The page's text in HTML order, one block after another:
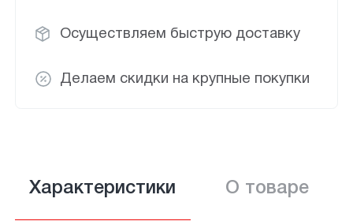
Осуществляем быструю доставку
Делаем скидки на крупные покупки
Характеристики О товаре